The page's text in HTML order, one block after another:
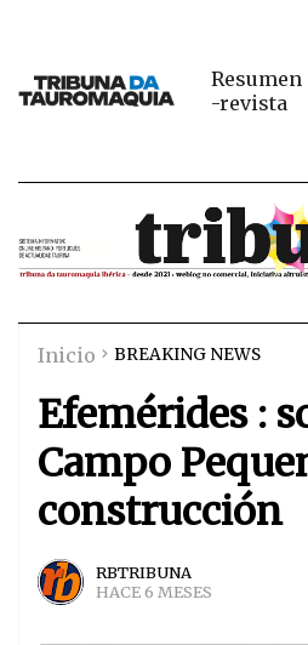
Resumen
-revista
Inicio BREAKING NEWS
Efemérides :
Campo
construcción
RBTRIBUNA
HACE 6 MESES